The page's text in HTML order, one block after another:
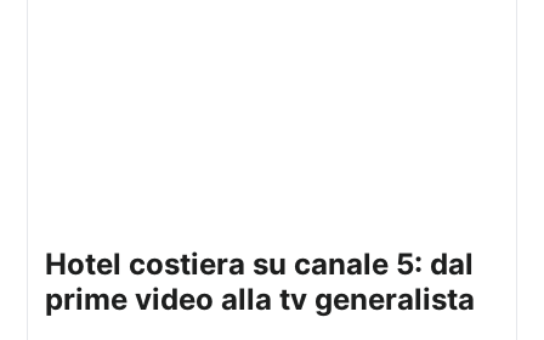
hotel costiera su canale 5: dal
prime video alla tv generalista